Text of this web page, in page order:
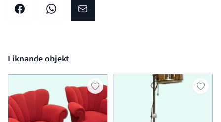
Dela på facebookDela på WhatsAppDela på E-post
Liknande objekt